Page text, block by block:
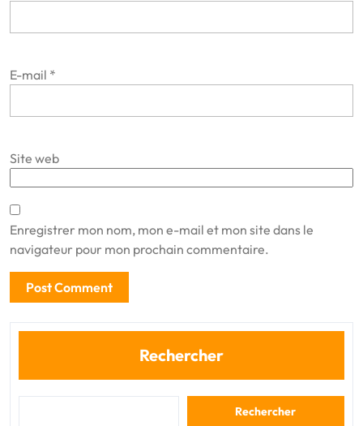
E-mail *
Site web
Enregistrer mon nom, mon e-mail et mon site dans le
navigateur pour mon prochain commentaire.
Rechercher
Rechercher